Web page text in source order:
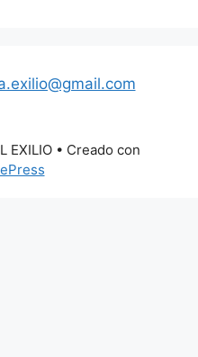
EXILIO• Creado con